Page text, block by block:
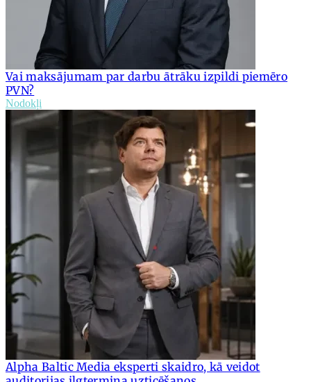
Vai maksājumam par darbu ātrāku izpildi piemēro
PVN?
Nodokļi
Alpha Baltic Media eksperti skaidro, kā veidot